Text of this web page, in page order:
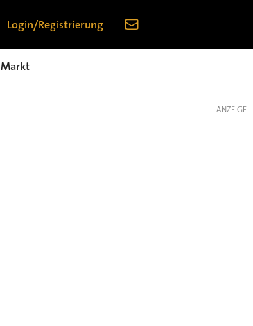
Login/Registrierung
Markt
ANZEIGE